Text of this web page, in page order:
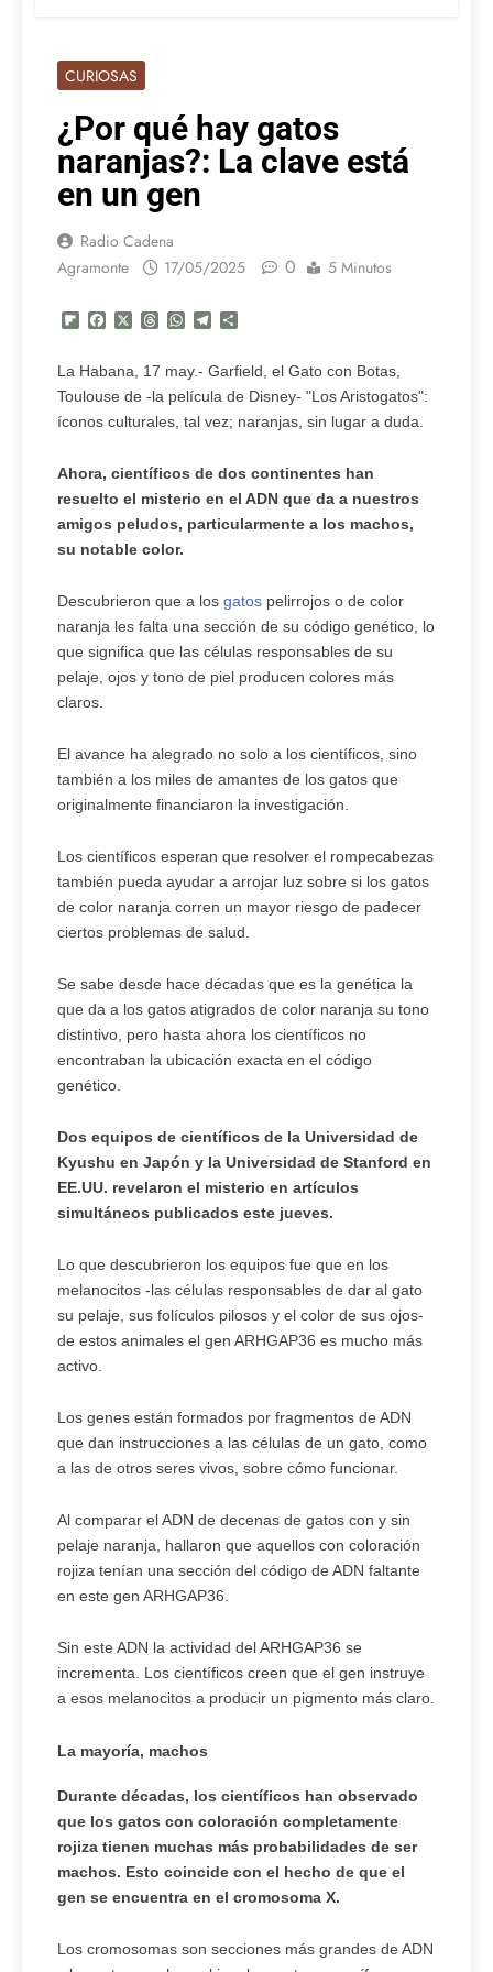
CURIOSAS
¿Por qué hay gatos
naranjas?: La clave está
en un gen
Radio Cadena
Agramonte
17/05/2025 0 5 Minutos
Flipboard
FacebookThreadsWhatsApp
Telegram
La Habana, 17 may.- Garfield, el Gato con Botas,
Toulouse de -la película de Disney- "Los Aristogatos":
íconos culturales, tal vez; naranjas, sin lugar a duda.
Ahora, científicos de dos continentes han
resuelto el misterio en el ADN que da a nuestros
amigos peludos, particularmente a los machos,
su notable color.
Descubrieron que a los gatos pelirrojos o de color
naranja les falta una sección de su código genético, lo
que significa que las células responsables de su
pelaje, ojos y tono de piel producen colores más
claros.
El avance ha alegrado no solo a los científicos, sino
también a los miles de amantes de los gatos que
originalmente financiaron la investigación.
Los científicos esperan que resolver el rompecabezas
también pueda ayudar a arrojar luz sobre si los gatos
de color naranja corren un mayor riesgo de padecer
ciertos problemas de salud.
Se sabe desde hace décadas que es la genética la
que da a los gatos atigrados de color naranja su tono
distintivo, pero hasta ahora los científicos no
encontraban la ubicación exacta en el código
genético.
Dos equipos de científicos de la Universidad de
Kyushu en Japón y la Universidad de Stanford en
EE.UU. revelaron el misterio en artículos
simultáneos publicados este jueves.
Lo que descubrieron los equipos fue que en los
melanocitos -las células responsables de dar al gato
su pelaje, sus folículos pilosos y el color de sus ojos-
de estos animales el gen ARHGAP36 es mucho más
activo.
Los genes están formados por fragmentos de ADN
que dan instrucciones a las células de un gato, como
a las de otros seres vivos, sobre cómo funcionar.
Al comparar el ADN de decenas de gatos con y sin
pelaje naranja, hallaron que aquellos con coloración
rojiza tenían una sección del código de ADN faltante
en este gen ARHGAP36.
Sin este ADN la actividad del ARHGAP36 se
incrementa. Los científicos creen que el gen instruye
a esos melanocitos a producir un pigmento más claro.
La mayoría, machos
Durante décadas, los científicos han observado
que los gatos con coloración completamente
rojiza tienen muchas más probabilidades de ser
machos. Esto coincide con el hecho de que el
gen se encuentra en el cromosoma X.
Los cromosomas son secciones más grandes de ADN